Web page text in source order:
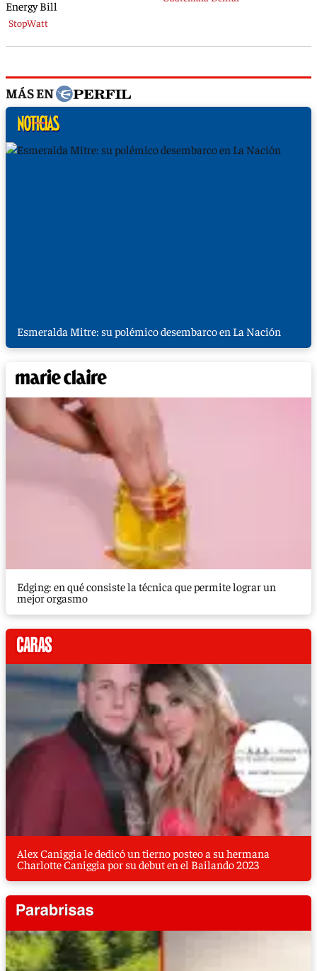
MÁS EN
Esmeralda Mitre: su polémico desembarco en La Nación
Edging: en qué consiste la técnica que permite lograr un
mejor orgasmo
Alex Caniggia le dedicó un tierno posteo a su hermana
Charlotte Caniggia por su debut en el Bailando 2023